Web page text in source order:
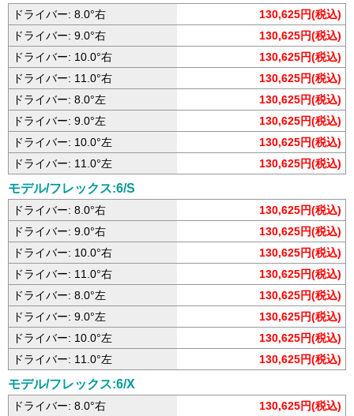
ドライバー: 8.0°右
130,625円(税込)
ドライバー: 9.0°右
130,625円(税込)
ドライバー: 10.0°右
130,625円(税込)
ドライバー: 11.0°右
130,625円(税込)
ドライバー: 8.0°左
130,625円(税込)
ドライバー: 9.0°左
130,625円(税込)
ドライバー: 10.0°左
130,625円(税込)
ドライバー: 11.0°左
130,625円(税込)
モデル/フレックス:6/S
ドライバー: 8.0°右
130,625円(税込)
ドライバー: 9.0°右
130,625円(税込)
ドライバー: 10.0°右
130,625円(税込)
ドライバー: 11.0°右
130,625円(税込)
ドライバー: 8.0°左
130,625円(税込)
ドライバー: 9.0°左
130,625円(税込)
ドライバー: 10.0°左
130,625円(税込)
ドライバー: 11.0°左
130,625円(税込)
モデル/フレックス:6/X
ドライバー: 8.0°右
130,625円(税込)